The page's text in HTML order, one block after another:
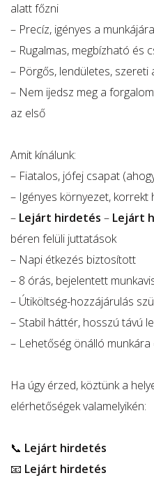
alatt főzni
– Precíz, igényes a munkájára
– Rugalmas, megbízható és
– Pörgős, lendületes,
– Nem ijedsz meg a
az első
Amit kínálunk:
– Fiatalos, jófej csapat
– Igényes környezet, korrekt
– Lejárt hirdetés – Lejárt
béren felüli juttatások
– Napi étkezés biztosított
– 8 órás, bejelentett
– Útiköltség-hozzájárulás
– Stabil háttér, hosszú távú
– Lehetőség önálló
Ha úgy érzed, köztünk a
elérhetőségek valamelyikén:
📞 Lejárt hirdetés
📧 Lejárt hirdetés